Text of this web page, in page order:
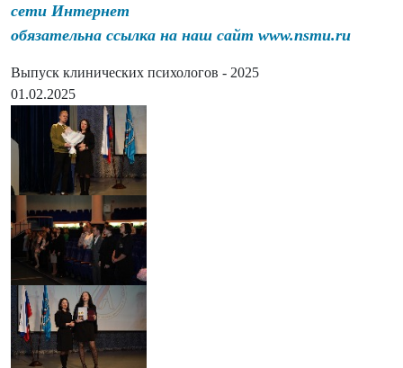
сети Интернет
обязательна ссылка на наш сайт www.nsmu.ru
Выпуск клинических психологов - 2025
01.02.2025